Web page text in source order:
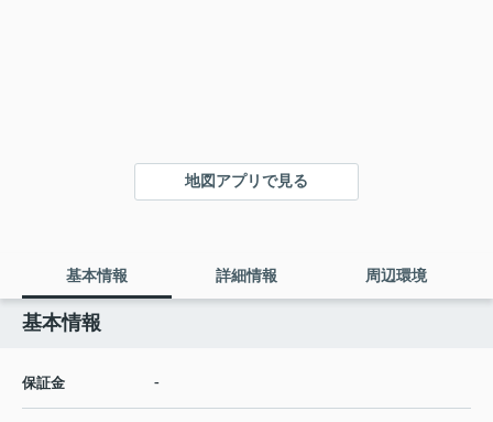
地図アプリで見る
基本情報 詳細情報 周辺環境
基本情報
保証金 -